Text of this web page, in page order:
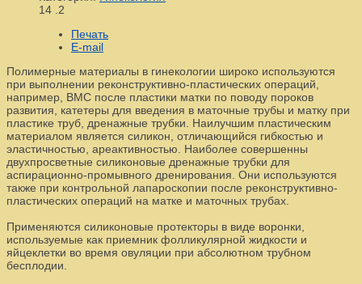
14 .2
Печать
E-mail
Полимерные материалы в гинекологии широко используются
при выполнении реконструктивно-пластических операций,
например, ВМС после пластики матки по поводу пороков
развития, катетеры для введения в маточные трубы и матку при
пластике труб, дренажные трубки. Наилучшим пластическим
материалом является силикон, отличающийся гибкостью и
эластичностью, ареактивностью. Наиболее совершенны
двухпросветные силиконовые дренажные трубки для
аспирационно-промывного дренирования. Они используются
также при контрольной лапароскопии после реконструктивно-
пластических операций на матке и маточных трубах.
Применяются силиконовые протекторы в виде воронки,
используемые как приемник фолликулярной жидкости и
яйцеклетки во время овуляции при абсолютном трубном
бесплодии.